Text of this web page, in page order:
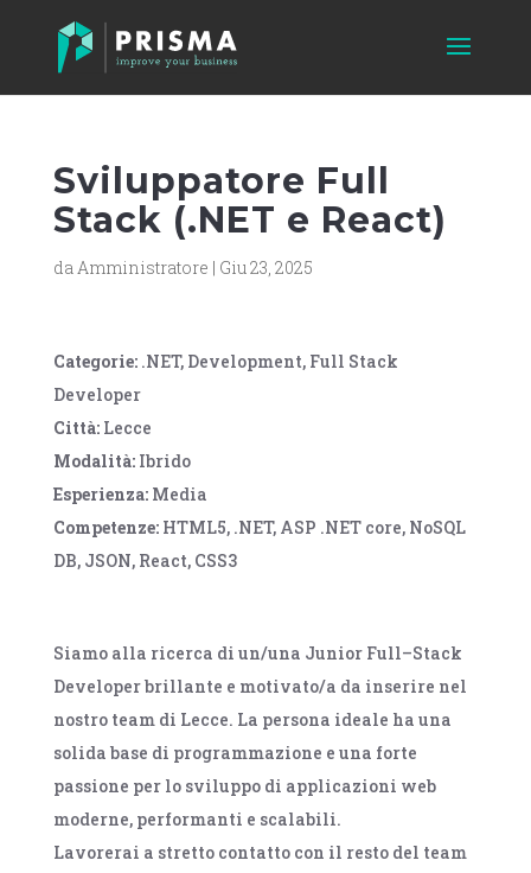
Sviluppatore Full
Stack (.NET e React)
daAmministratore | Giu 23, 2025
Categorie: .NET Development Full Stack
Developer
Città: Lecce
Modalità: Ibrido
Esperienza: Media
Competenze: HTML5 .NET ASP .NET core NoSQL
DB JSON React CSS3
Siamo alla ricerca di un/una Junior Full–Stack
Developer brillante e motivato/a da inserire nel
nostro team di Lecce. La persona ideale ha una
solida base di programmazione e una forte
passione per lo sviluppo di applicazioni web
moderne, performanti e scalabili.
Lavorerai a stretto contatto con il resto del team